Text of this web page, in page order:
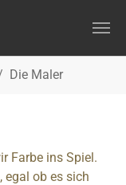
Die Maler
Farbe ins Spiel.
egal ob es sich